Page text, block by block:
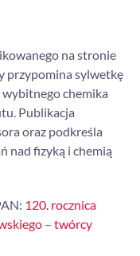
na stronie
przypomina sylwetkę
chemika
Publikacja
oraz podkreśla
nad fizyką i chemią
120. rocznica
– twórcy